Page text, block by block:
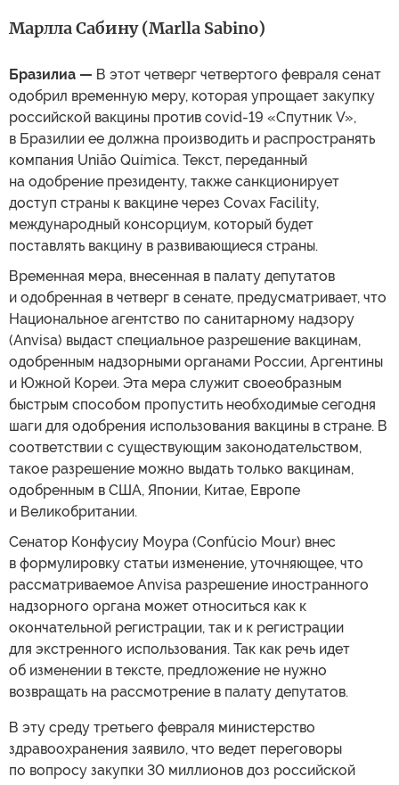
Марлла Сабину (Marlla Sabino)
Бразилиа — В этот четверг четвертого февраля сенат
одобрил временную меру, которая упрощает закупку
российской вакцины против covid-19 «Спутник V»,
в Бразилии ее должна производить и распространять
компания União Química. Текст, переданный
на одобрение президенту, также санкционирует
доступ страны к вакцине через Covax Facility,
международный консорциум, который будет
поставлять вакцину в развивающиеся страны.
Временная мера, внесенная в палату депутатов
и одобренная в четверг в сенате, предусматривает, что
Национальное агентство по санитарному надзору
(Anvisa) выдаст специальное разрешение вакцинам,
одобренным надзорными органами России, Аргентины
и Южной Кореи. Эта мера служит своеобразным
быстрым способом пропустить необходимые сегодня
шаги для одобрения использования вакцины в стране. В
соответствии с существующим законодательством,
такое разрешение можно выдать только вакцинам,
одобренным в США, Японии, Китае, Европе
и Великобритании.
Сенатор Конфусиу Моура (Confúcio Mour) внес
в формулировку статьи изменение, уточняющее, что
рассматриваемое Anvisa разрешение иностранного
надзорного органа может относиться как к
окончательной регистрации, так и к регистрации
для экстренного использования. Так как речь идет
об изменении в тексте, предложение не нужно
возвращать на рассмотрение в палату депутатов.
В эту среду третьего февраля министерство
здравоохранения заявило, что ведет переговоры
по вопросу закупки 30 миллионов доз российской